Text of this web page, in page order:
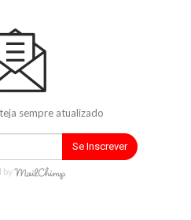
sempre atualizado
Se Inscrever
by